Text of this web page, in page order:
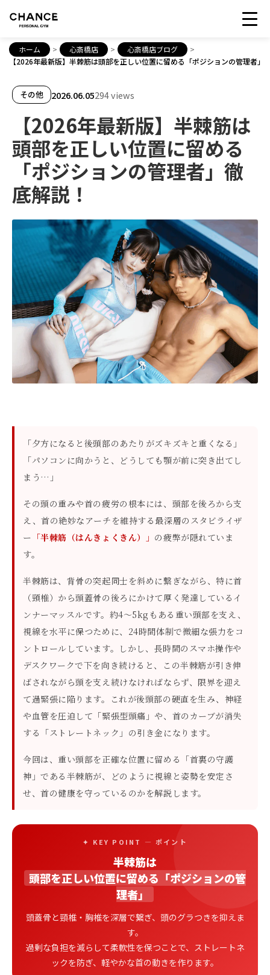
ホーム > 心斎橋店 > 心斎橋店ブログ
>
【2026年最新版】半棘筋は頭部を正しい位置に留める「ポジションの管理者」
その他 2026.06.05294 views
【2026年最新版】半棘筋は
頭部を正しい位置に留める
「ポジションの管理者」徹
底解説！
「夕方になると後頭部のあたりがズキズキと重くなる」
「パソコンに向かうと、どうしても顎が前に突き出てし
まう…」
その頭の重みや首の疲労の根本には、頭部を後ろから支
え、首の絶妙なアーチを維持する最深層のスタビライザ
ー 「半棘筋（はんきょくきん）」 の疲弊が隠れていま
す。
半棘筋は、背骨の突起同士を斜めに繋ぎながら、特に首
（頸椎）から頭蓋骨の後ろにかけて厚く発達しているイ
ンナーマッスルです。約4〜5kgもある重い頭部を支え、
視線を水平に保つために、24時間体制で微細な張力をコ
ントロールしています。しかし、長時間のスマホ操作や
デスクワークで下を向き続けると、この半棘筋が引き伸
ばされながら頭を支え続けなければならず、限界を迎え
て過緊張に陥ります。これが後頭部の硬直を生み、神経
や血管を圧迫して「緊張型頭痛」や、首のカーブが消失
する「ストレートネック」の引き金になります。
今回は、重い頭部を正確な位置に留める「首裏の守護
神」である半棘筋が、どのように視線と姿勢を安定さ
せ、首の健康を守っているのかを解説します。
✦ KEY POINT — ポイント
半棘筋は
頭部を正しい位置に留める「ポジションの管
理者」
頭蓋骨と頸椎・胸椎を深層で繋ぎ、頭のグラつきを抑えま
す。
過剰な負担を減らして柔軟性を保つことで、ストレートネ
ックを防ぎ、軽やかな首の動きを作ります。